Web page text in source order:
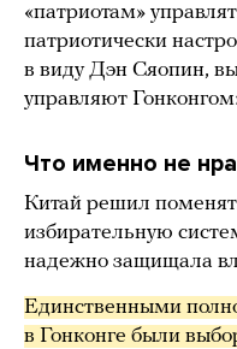
«патриотам»
патриотически
в виду Дэн Сяопин,
управляют
Что именно не
Китай решил
избирательную
надежно защищала
Единственными
в Гонконге были